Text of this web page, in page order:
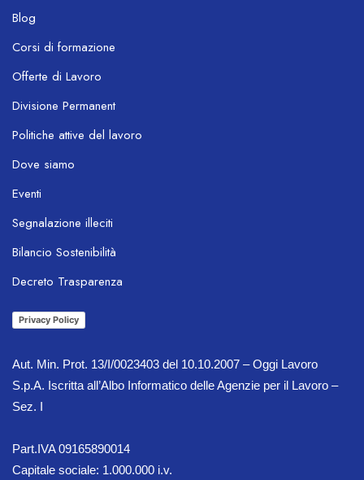
Blog
Corsi di formazione
Offerte di Lavoro
Divisione Permanent
Politiche attive del lavoro
Dove siamo
Eventi
Segnalazione illeciti
Bilancio Sostenibilità
Decreto Trasparenza
Privacy Policy
Aut. Min. Prot. 13/I/0023403 del 10.10.2007 – Oggi Lavoro
S.p.A. Iscritta all’Albo Informatico delle Agenzie per il Lavoro –
Sez. I
Part.IVA 09165890014
Capitale sociale: 1.000.000 i.v.
OL Chatbot